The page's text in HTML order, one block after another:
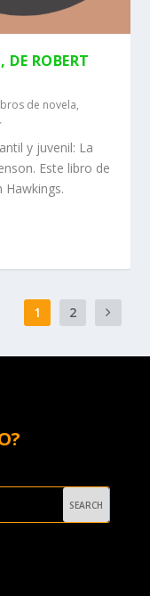
DE ROBERT
de novela,
y juvenil: La
Este libro de
Hawkings.
1 2